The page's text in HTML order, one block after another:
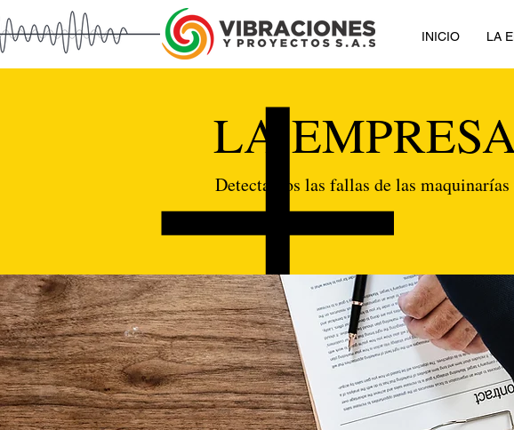
INICIO LA
LA
Detectamos las fallas de las maquinarías